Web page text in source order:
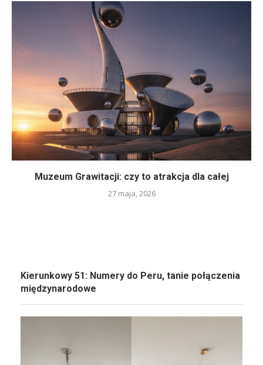
Muzeum Grawitacji: czy to atrakcja dla całej
27 maja, 2026
Kierunkowy 51: Numery do Peru, tanie połączenia
międzynarodowe